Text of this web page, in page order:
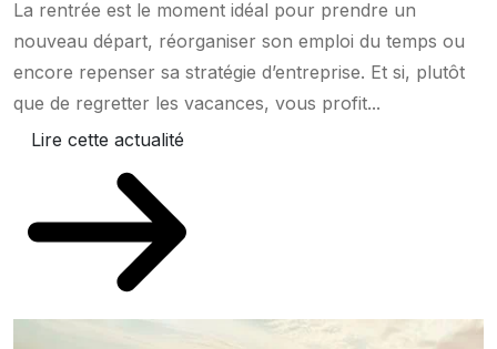
La rentrée est le moment idéal pour prendre un
nouveau départ, réorganiser son emploi du temps ou
encore repenser sa stratégie d’entreprise. Et si, plutôt
que de regretter les vacances, vous profit...
Lire cette actualité